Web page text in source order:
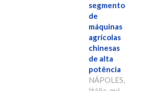
segmento
de
máquinas
agrícolas
chinesas
de alta
potência
NÁPOLES,